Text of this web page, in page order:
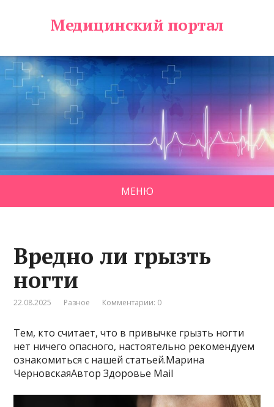
Медицинский портал
МЕНЮ
Вредно ли грызть
ногти
22.08.2025 Разное Комментарии: 0
Тем, кто считает, что в привычке грызть ногти
нет ничего опасного, настоятельно рекомендуем
ознакомиться с нашей статьей.Марина
ЧерновскаяАвтор Здоровье Mail